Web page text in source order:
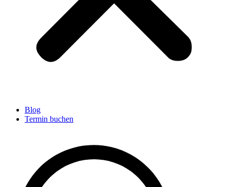
Blog
Termin buchen